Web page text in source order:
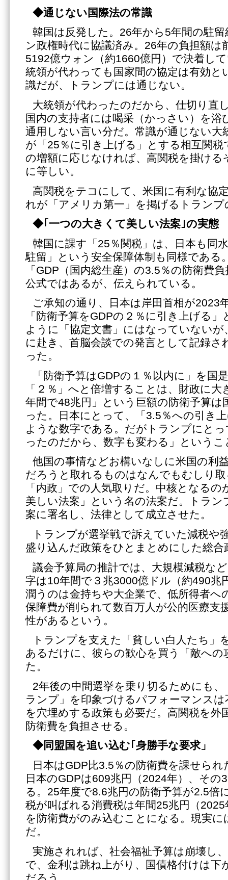
◆通じない国際法の常識
韓国は反発した。26年から5年間の駐
ン政権時代に協議済み。26年の負担額は
5192億ウォン（約1660億円）で決着し
統領が代わっても国家間の協定は有効と
識だが、トランプには通じない。
大統領が代わったのだから、仕切り直
国内の支持者には喝采（かっさい）を浴
通用しない言い分だ。常識が通じない大
が「25％に引き上げる」とする相互関税
の増額に応じなければ、高関税を掛け
に等しい。
高関税をテコにして、米国に有利な協
れが「アメリカ第一」を掲げるトランプ
◆｢一つの大きくて美しい法案｣の実態
韓国に課す「25％関税」は、日本も同
駐留」という安全保障体制も同様である
「GDP（国内総生産）の3.5％の防衛費
公式ではあるが、伝えられている。
ご承知の通り、日本は岸田首相が2023
「防衛予算をGDPの２％に引き上げる
ように「協定文書」にはなっていない
に赴き、首脳会談での発言として記録さ
った。
「防衛予算はGDPの１％以内に」を国
「２％」へと倍増することは、財政に
年間で48兆円」という巨額の防衛予算は
った。日本にとって、「3.5％への引き
ような数字である。だがトランプにと
ったのだから、数字も変わる」という
他国の事情などお構いなしに米国の利
だろうと取れるものはなんでもむしり
「内政」での人気取りだ。中核となる
美しい法案」という名の法案だ。トラン
案に署名し、法律として成立させた。
トランプが選挙戦で訴えていた減税や
盛り込んだ政策をひとまとめにした総合
議会予算局の推計では、大規模減税な
字は10年間で３兆3000億ドル（約490兆
潤うのは金持ちや大企業で、低所得者へ
保障費が削られて数百万人が公的医療支
性があるという。
トランプを支えた「貧しい白人たち」
あるだけに、彼らの歓心を買う「敵への
た。
2年後の中間選挙を乗り切るためにも
ランプ」を印象づけるパフォーマンスは
を穴埋めする政策も必要だ。高関税を外
防衛費を負担させる。
◆同盟国を追い込む｢身勝手な要求」
日本はGDP比3.5％の防衛費を課せら
日本のGDPは609兆円（2024年）、その
る。25年度で8.6兆円の防衛予算が2.5倍
税が叫ばれる消費税は年間25兆円（
を防衛費がのみ込むことになる。現実
だ。
実施されれば、社会福祉予算は崩壊し
で、金利は跳ね上がり、国債格付けは下